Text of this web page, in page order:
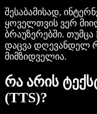
შესაბამისად,
ყოველთვის ვერ
ბრაუზერებში.
დაცვა დღევანდელ
მიმზიდველია.
რა არის
(TTS)?